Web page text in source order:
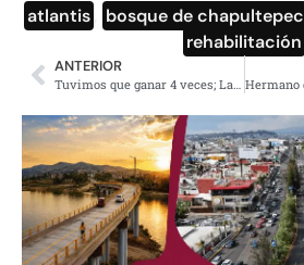
atlantis bosque de chapultepec
rehabilitación
ANTERIOR
Tuvimos que ganar 4 veces; Layda Sansores tras recuento de votos